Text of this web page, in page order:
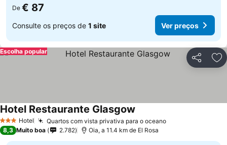
De € 87
Consulte os preços de 1 site Ver preços
Partilhar
Escolha popular
3 EstrelasHotel Quartos com vista privativa para o oceano
Hotel Restaurante Glasgow
8,3 Muito boa 2.782 Oia, a 11.4 km de El Rosa